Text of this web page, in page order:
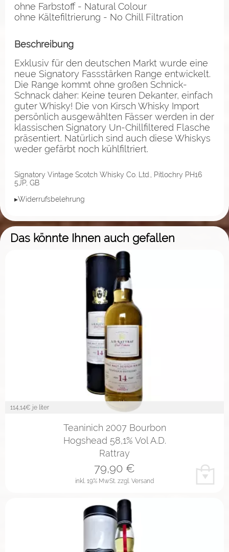
ohne Farbstoff - Natural Colour
ohne Kältefiltrierung - No Chill Filtration
Beschreibung
Exklusiv für den deutschen Markt wurde eine
neue Signatory Fassstärken Range entwickelt.
Die Range kommt ohne großen Schnick-
Schnack daher: Keine teuren Dekanter, einfach
guter Whisky! Die von Kirsch Whisky Import
persönlich ausgewählten Fässer werden in der
klassischen Signatory Un-Chillfiltered Flasche
präsentiert. Natürlich sind auch diese Whiskys
weder gefärbt noch kühlfiltriert.
Signatory Vintage Scotch Whisky Co. Ltd., Pitlochry PH16
5JP, GB
▸Widerrufsbelehrung
Das könnte Ihnen auch gefallen
114,14€ je liter
Teaninich 2007 Bourbon
Hogshead 58,1% Vol A.D.
Rattray
inkl. 19% MwSt. zzgl. Versand
79,90 €